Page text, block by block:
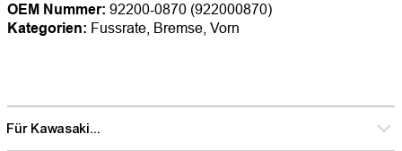
OEM Nummer: 92200-0870 (922000870)
Kategorien: Fussrate, Bremse, Vorn
Für Kawasaki...